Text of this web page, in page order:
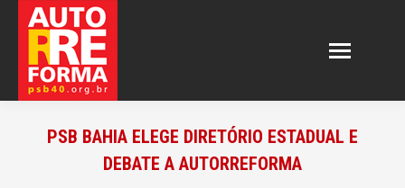
PSB BAHIA ELEGE DIRETÓRIO ESTADUAL E
DEBATE A AUTORREFORMA